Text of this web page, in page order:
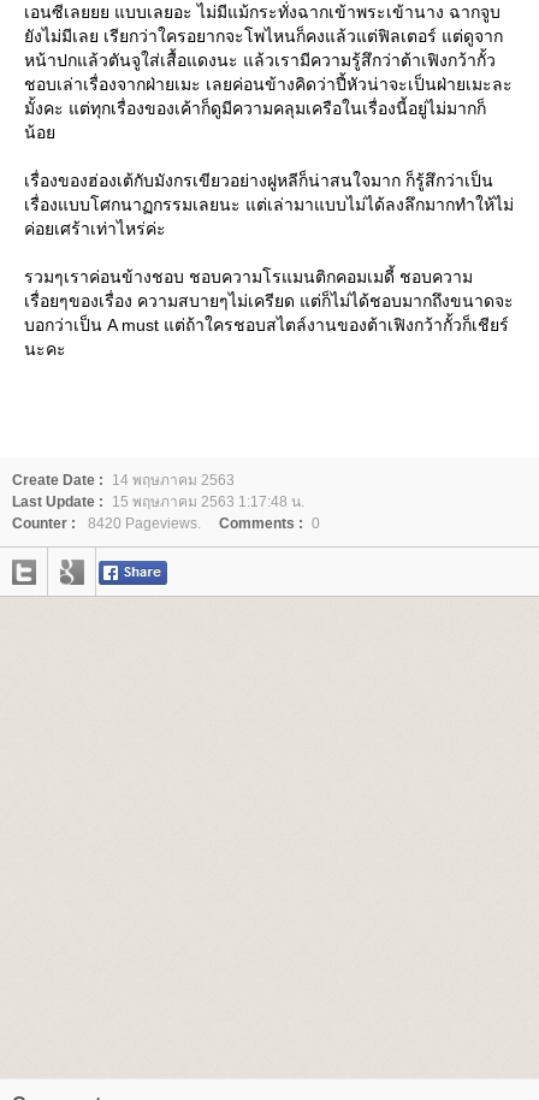
เอนซีเลยยย แบบเลยอะ ไม่มีแม้กระทั่งฉากเข้าพระเข้านาง ฉากจูบ
ังไม่มีเลย เรียกว่าใครอยากจะโพไหนก็คงแล้วแต่ฟิลเตอร์ แต่ดูจาก
หน้าปกแล้วตันจูใส่เสื้อแดงนะ แล้วเรามีความรู้สึกว่าต้าเฟิงกว้ากั้ว
ชอบเล่าเรื่องจากฝ่ายเมะ เลยค่อนข้างคิดว่าปี้หัวน่าจะเป็นฝ่ายเมะละ
มั้งคะ แต่ทุกเรื่องของเค้าก็ดูมีความคลุมเครือในเรื่องนี้อยู่ไม่มากก็
น้อ
เรื่องของฮ่องเต้กับมังกรเขียวอย่างฝูหลีก็น่าสนใจมาก ก็รู้สึกว่าเป็น
เรื่องแบบโศกนาฏกรรมเลยนะ แต่เล่ามาแบบไม่ได้ลงลึกมากทำให้ไม่
ค่อยเศร้าเท่าไหร่ค่ะ
รวมๆเราค่อนข้างชอบ ชอบความโรแมนติกคอมเมดี้ ชอบความ
เรื่อยๆของเรื่อง ความสบายๆไม่เครียด แต่ก็ไม่ได้ชอบมากถึงขนาดจะ
บอกว่าเป็น A must แต่ถ้าใครชอบสไตล์งานของต้าเฟิงกว้ากั้วก็เชียร์
นะคะ
Create Date :
14 พฤษภาคม 2563
Last Update :
15 พฤษภาคม 2563 1:17:48 น.
Counter :
8420 Pageviews. Comments : 0